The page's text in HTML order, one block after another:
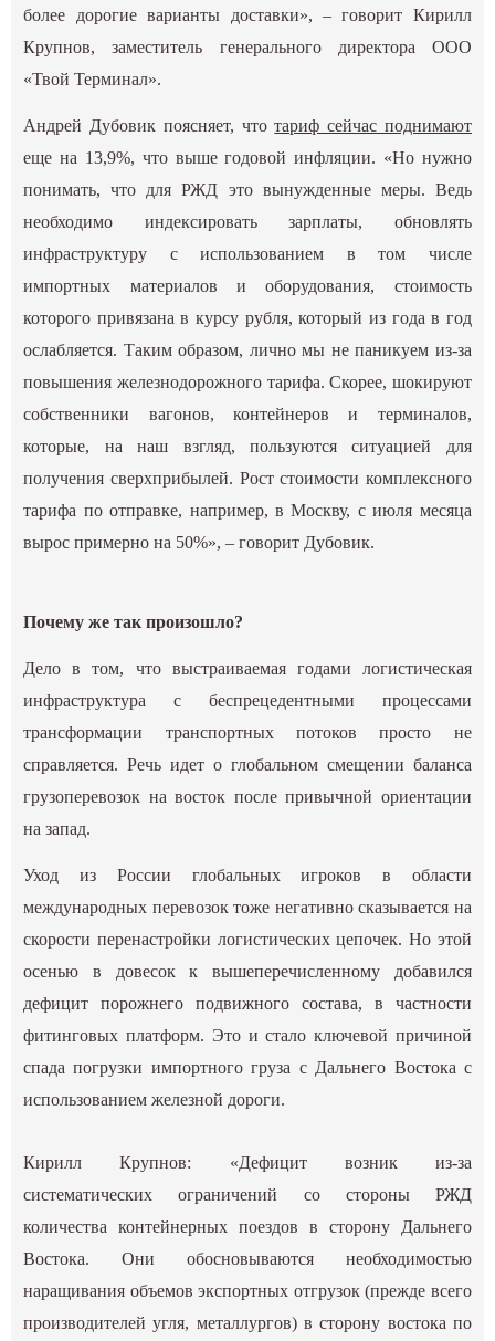
более дорогие варианты доставки», – говорит Кирилл
Крупнов, заместитель генерального директора ООО
«Твой Терминал».
Андрей Дубовик поясняет, чтотариф сейчас поднимают
еще на 13,9%, что выше годовой инфляции. «Но нужно
понимать, что для РЖД это вынужденные меры. Ведь
необходимо индексировать зарплаты, обновлять
инфраструктуру с использованием в том числе
импортных материалов и оборудования, стоимость
которого привязана в курсу рубля, который из года в год
ослабляется. Таким образом, лично мы не паникуем из-за
повышения железнодорожного тарифа. Скорее, шокируют
собственники вагонов, контейнеров и терминалов,
которые, на наш взгляд, пользуются ситуацией для
получения сверхприбылей. Рост стоимости комплексного
тарифа по отправке, например, в Москву, с июля месяца
вырос примерно на 50%», – говорит Дубовик.
Почему же так произошло?
Дело в том, что выстраиваемая годами логистическая
инфраструктура с беспрецедентными процессами
трансформации транспортных потоков просто не
справляется. Речь идет о глобальном смещении баланса
грузоперевозок на восток после привычной ориентации
на запад.
Уход из России глобальных игроков в области
международных перевозок тоже негативно сказывается на
скорости перенастройки логистических цепочек. Но этой
осенью в довесок к вышеперечисленному добавился
дефицит порожнего подвижного состава, в частности
фитинговых платформ. Это и стало ключевой причиной
спада погрузки импортного груза с Дальнего Востока с
использованием железной дороги.
Кирилл Крупнов: «Дефицит возник из-за
систематических ограничений со стороны РЖД
количества контейнерных поездов в сторону Дальнего
Востока. Они обосновываются необходимостью
наращивания объемов экспортных отгрузок (прежде всего
производителей угля, металлургов) в сторону востока по